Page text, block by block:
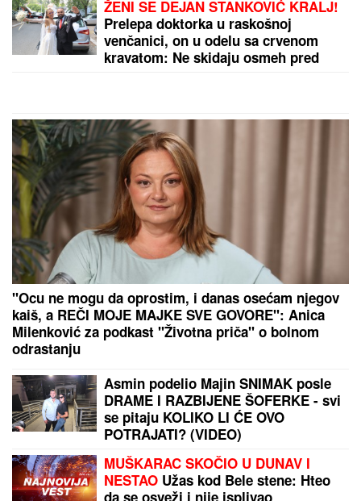
evra, otkriveni detalji: "Futa je sve to
stavio u crne kese"
"PLAŠIM SE SMRTI" Pevačica (73) u
panici nakon smrti kolega: "Velika
sam kukavica, mužu ne smem ni da
pomenem kupovinu grobnice"